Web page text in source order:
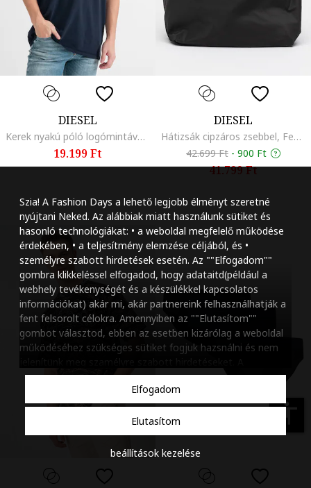
Szia! A Fashion Days a lehető legjobb élményt szeretné
nyújtani Neked. Az alábbiak miatt használunk sütiket és
hasonló technológiákat: • a weboldal megfelelő működése
érdekében, • a teljesítmény elemzése céljából, és •
személyre szabott hirdetések esetén. Az ""Elfogadom""
gombra klikkeléssel elfogadod, hogy adataitd(például a
webhely tevékenységét és a készülékkel kapcsolatos
információkat) akár mi, akár partnereink felhasználhatják a
fent felsorolt célokra. Amennyiben az ""Elutasítom""
gombot választod, ebben az esetben kizárólag a weboldal
működéséhez szükséges sütiket fogjuk hazsnálni és nem
beállításaidat bármikor módosíthatod, a ""Beállítások
kezelése"" gombra kattintva. Tudj meg többet
szabályzatunkról.
Elfogadom
Elutasítom
beállítások kezelése
DIESEL
Kerek nyakú póló logómintával, Tengerészkék
19.199 Ft
DIESEL
Hátizsák cipzáros zsebbel, Fekete
42.699 Ft - 900 Ft
41.799 Ft
accessibility
Szöveg méretének
Szóköz növelése
Szóköz csökkentése
Sortávolság
Sortávolság
Színek invertálása
Szürke
Nagy kurzor